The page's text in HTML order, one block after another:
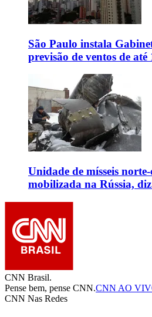
São Paulo instala
previsão de ventos de
Unidade de mísseis
mobilizada na Rússia,
CNN Brasil.
Pense bem, pense CNN.CNN AO
CNN Nas Redes